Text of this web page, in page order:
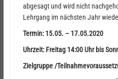
abgesagt und wird nicht
Lehrgang im nächsten Jahr
Termin: 15.05. – 17.05.2020
Uhrzeit: Freitag 14:00 Uhr bis
Zielgruppe /